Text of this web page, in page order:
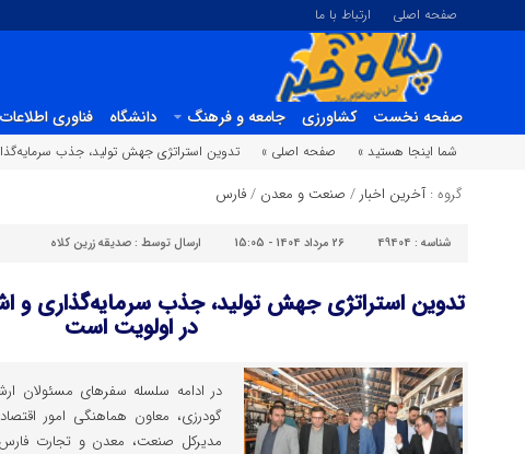
صفحه اصلی ارتباط با ما
صفحه نخست کشاورزی جامعه و فرهنگ دانشگاه فناوری اطلاعات
شما اینجا هستید »
صفحه اصلی » تدوین استراتژی جهش تولید، جذب
گروه :آخرین اخبار / صنعت و معدن /فارس
شناسه : 49404 26 مرداد 1404 - 15:05 ارسال توسط : صدیقه زرین کلاه
تدوین استراتژی جهش تولید، جذب سرمایه‌گذاری و
در اولویت است
در ادامه سلسله سفرهای مسئولان
گودرزی، معاون هماهنگی امور
مدیرکل صنعت، معدن و تجارت